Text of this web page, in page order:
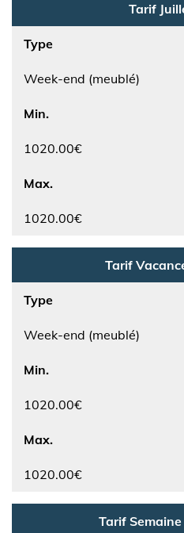
Tarif
Type
Week-end (meublé)
Min.
1020.00€
Max.
1020.00€
Tarif
Type
Week-end (meublé)
Min.
1020.00€
Max.
1020.00€
Tarif